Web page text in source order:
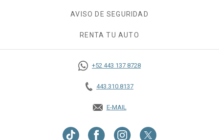
AVISO DE SEGURIDAD
RENTA TU AUTO
+52 443 137 8728
443.310.8137
E-MAIL